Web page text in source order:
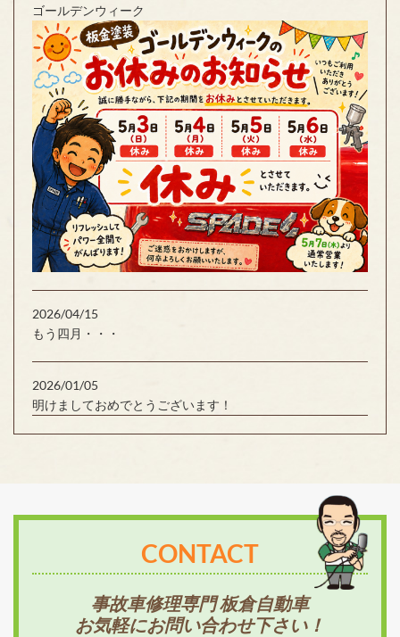
ゴールデンウィーク
2026/04/15
もう四月・・・
2026/01/05
明けましておめでとうございます！
CONTACT
事故車修理専門 板倉自動車
お気軽にお問い合わせ下さい！